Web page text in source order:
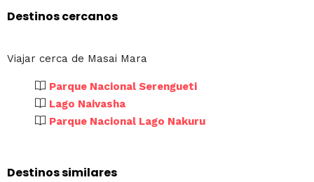
Destinos cercanos
Viajar cerca de Masai Mara
Parque Nacional Serengueti
Lago Naivasha
Parque Nacional Lago Nakuru
Destinos similares